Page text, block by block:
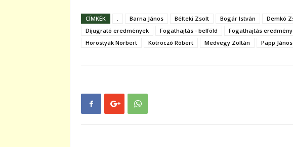
CÍMKÉK . Barna János Bélteki Zsolt Bogár István Demkó
Díjugrató eredmények
Fogathajtás - belföld Fogathajtás
Horostyák Norbert
Kotroczó Róbert Medvegy Zoltán Papp János